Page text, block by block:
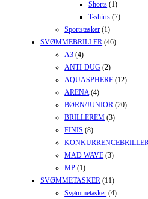
Shorts (1)
T-shirts (7)
Sportstasker (1)
SVØMMEBRILLER (46)
A3 (4)
ANTI-DUG (2)
AQUASPHERE (12)
ARENA (4)
BØRN/JUNIOR (20)
BRILLEREM (3)
FINIS (8)
MAD WAVE (3)
MP (1)
SVØMMETASKER (11)
Svømmetasker (4)